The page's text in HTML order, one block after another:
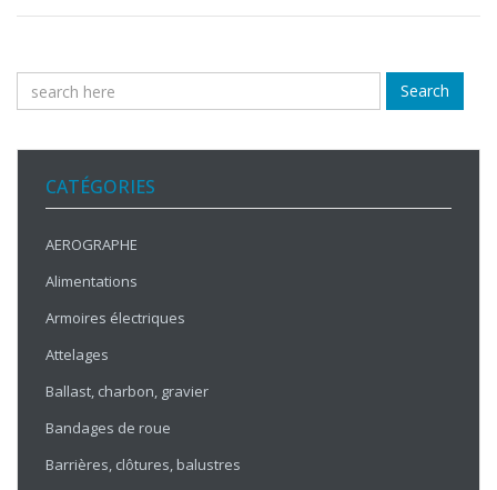
Search
CATÉGORIES
AEROGRAPHE
Alimentations
Armoires électriques
Attelages
Ballast, charbon, gravier
Bandages de roue
Barrières, clôtures, balustres